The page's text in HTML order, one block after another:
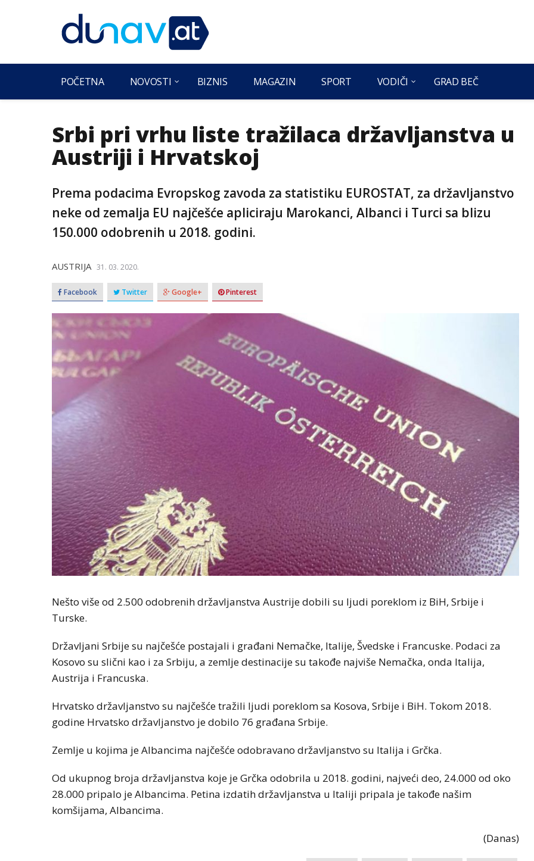
POČETNA NOVOSTI BIZNIS MAGAZIN SPORT VODIČI GRAD BEČ
Srbi pri vrhu liste tražilaca državljanstva u
Austriji i Hrvatskoj
Prema podacima Evropskog zavoda za statistiku EUROSTAT, za državljanstvo
neke od zemalja EU najčešće apliciraju Marokanci, Albanci i Turci sa blizu
150.000 odobrenih u 2018. godini.
AUSTRIJA 31. 03. 2020.
Facebook Twitter Google+ Pinterest
Nešto više od 2.500 odobrenih državljanstva Austrije dobili su ljudi poreklom iz BiH, Srbije i
Turske.
Državljani Srbije su najčešće postajali i građani Nemačke, Italije, Švedske i Francuske. Podaci za
Kosovo su slični kao i za Srbiju, a zemlje destinacije su takođe najviše Nemačka, onda Italija,
Austrija i Francuska.
Hrvatsko državljanstvo su najčešće tražili ljudi poreklom sa Kosova, Srbije i BiH. Tokom 2018.
godine Hrvatsko državljanstvo je dobilo 76 građana Srbije.
Zemlje u kojima je Albancima najčešće odobravano državljanstvo su Italija i Grčka.
Od ukupnog broja državljanstva koje je Grčka odobrila u 2018. godini, najveći deo, 24.000 od oko
28.000 pripalo je Albancima. Petina izdatih državljanstva u Italiji pripala je takođe našim
komšijama, Albancima.
(Danas)